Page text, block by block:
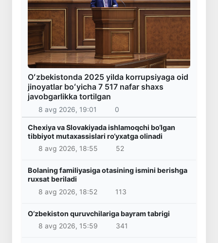
Oʻzbekistonda 2025 yilda korrupsiyaga oid
jinoyatlar boʻyicha 7 517 nafar shaxs
javobgarlikka tortilgan
8 avg 2026, 19:01 0
Chexiya va Slovakiyada ishlamoqchi bo‘lgan
tibbiyot mutaxassislari ro‘yxatga olinadi
8 avg 2026, 18:55
52
Bolaning familiyasiga otasining ismini berishga
ruxsat beriladi
8 avg 2026, 18:52
113
O‘zbekiston quruvchilariga bayram tabrigi
8 avg 2026, 15:59
341